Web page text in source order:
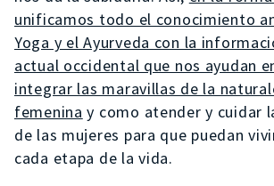
unificamos todo el conocimiento
Yoga y el Ayurveda con la
actual occidental que nos ayudan
integrar las maravillas de la
femenina y como atender y cuidar
de las mujeres para que puedan
cada etapa de la vida.